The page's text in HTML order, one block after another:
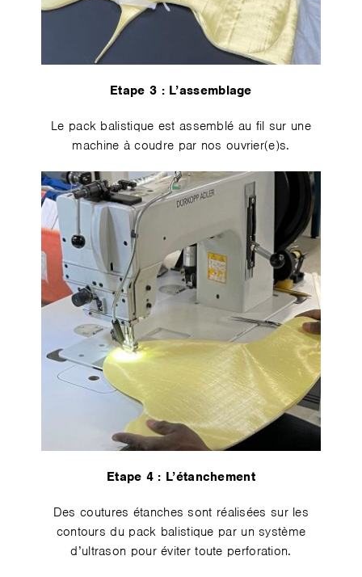
Etape 3️ : L’assemblage
Le pack balistique est assemblé au fil sur une
machine à coudre par nos ouvrier(e)s.
Etape 4️ : L’étanchement
Des coutures étanches sont réalisées sur les
contours du pack balistique par un système
d’ultrason pour éviter toute perforation.